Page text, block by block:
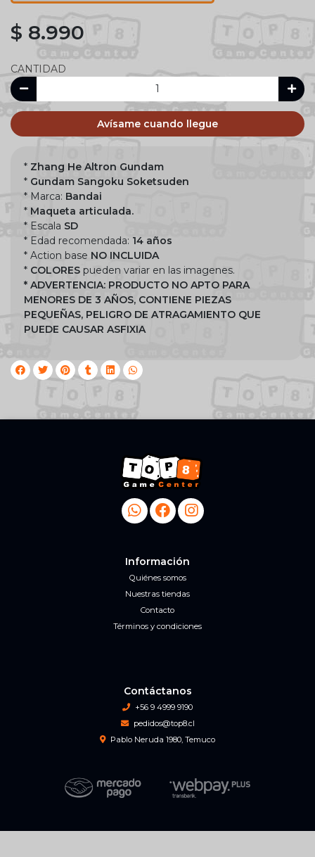
$ 8.990
CANTIDAD
Avísame cuando llegue
* Zhang He Altron Gundam
* Gundam Sangoku Soketsuden
* Marca: Bandai
* Maqueta articulada.
* Escala SD
* Edad recomendada: 14 años
* Action base NO INCLUIDA
* COLORES pueden variar en las imagenes.
* ADVERTENCIA: PRODUCTO NO APTO PARA
MENORES DE 3 AÑOS, CONTIENE PIEZAS
PEQUEÑAS, PELIGRO DE ATRAGAMIENTO QUE
PUEDE CAUSAR ASFIXIA
Información
Quiénes somos
Nuestras tiendas
Contacto
Términos y condiciones
Contáctanos
+56 9 4999 9190
pedidos@top8.cl
Pablo Neruda 1980, Temuco
Top 8 Game Center © 2026